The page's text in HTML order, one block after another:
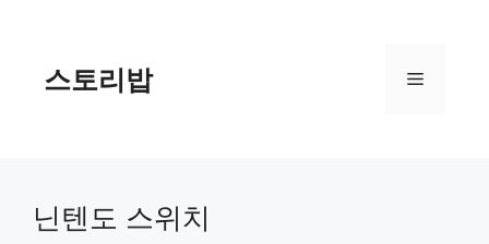
스토리밥 메
닌텐도 스위치